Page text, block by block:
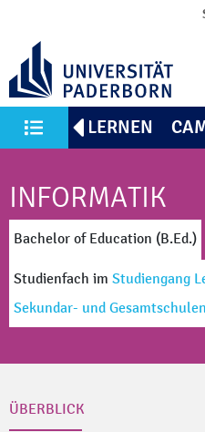
Alle Studiengänge
KENNENLERNEN
INFORMATIK
Bachelor of Education (B.Ed.)
Studienfach im Studiengang
Sekundar- und Gesamtschulen
ÜBERBLICK